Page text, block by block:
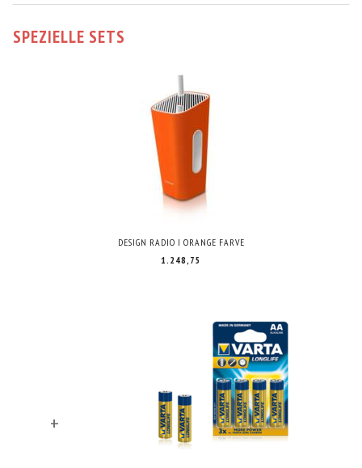
SPEZIELLE SETS
DESIGN RADIO I ORANGE FARVE
1.248,75
+